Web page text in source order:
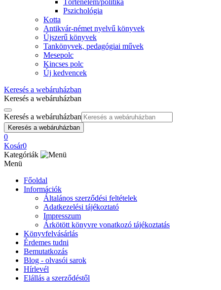
Történelem/politika
Pszichológia
Kotta
Antikvár-német nyelvű könyvek
Újszerű könyvek
Tankönyvek, pedagógiai művek
Mesepolc
Kincses polc
Új kedvencek
Keresés a webáruházban
Keresés a webáruházban
Keresés a webáruházban
Keresés a webáruházban
0
Kosár0
Kategóriák
Menü
Főoldal
Információk
Általános szerződési feltételek
Adatkezelési tájékoztató
Impresszum
Árkötött könyvre vonatkozó tájékoztatás
Könyvfelvásárlás
Érdemes tudni
Bemutatkozás
Blog - olvasói sarok
Hírlevél
Elállás a szerződéstől